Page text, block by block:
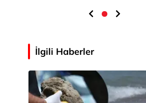
İlgili Haberler